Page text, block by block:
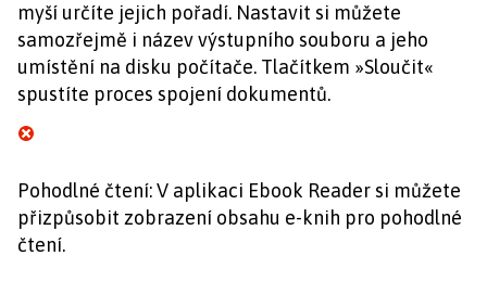
myší určíte jejich pořadí. Nastavit si můžete
samozřejmě i název výstupního souboru a jeho
umístění na disku počítače. Tlačítkem »Sloučit«
spustíte proces spojení dokumentů.
Pohodlné čtení: V aplikaci Ebook Reader si můžete
přizpůsobit zobrazení obsahu e-knih pro pohodlné
čtení.